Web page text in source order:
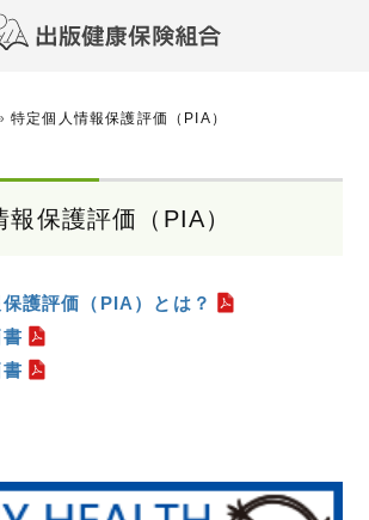
特定個人情報保護評価（PIA）
保護評価（PIA）
護評価（PIA）とは？